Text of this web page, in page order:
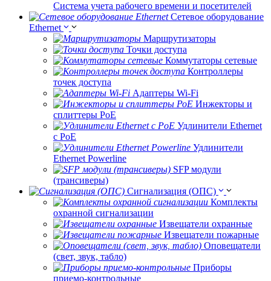
Система учета рабочего времени и посетителей
Сетевое оборудование
Ethernet
Маршрутизаторы
Точки доступа
Коммутаторы сетевые
Контроллеры
точек доступа
Адаптеры Wi-Fi
Инжекторы и
сплиттеры РоЕ
Удлинители Ethernet
с PoE
Удлинители
Ethernet Powerline
SFP модули
(трансиверы)
Сигнализация (ОПС)
Комплекты
охранной сигнализации
Извещатели охранные
Извещатели пожарные
Оповещатели
(свет, звук, табло)
Приборы
приемо-контрольные